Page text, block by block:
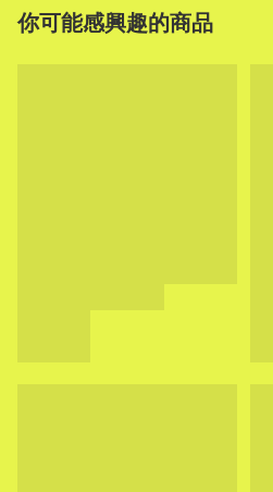
你可能感興趣的商品